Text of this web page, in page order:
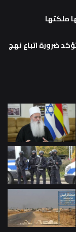
ملكتها
ضرورة اتباع نهج